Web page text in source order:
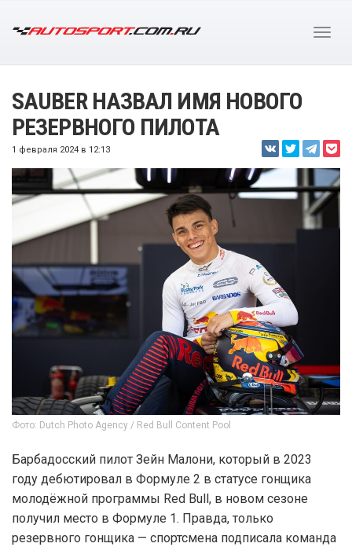
SAUBER НАЗВАЛ ИМЯ НОВОГО
РЕЗЕРВНОГО ПИЛОТА
1 февраля 2024 в 12:13
Фото: Dutch Photo Agency / Red Bull Content Pool
Барбадосский пилот Зейн Малони, который в 2023
году дебютировал в Формуле 2 в статусе гонщика
молодёжной программы Red Bull, в новом сезоне
получил место в Формуле 1. Правда, только
резервного гонщика — спортсмена подписала команда